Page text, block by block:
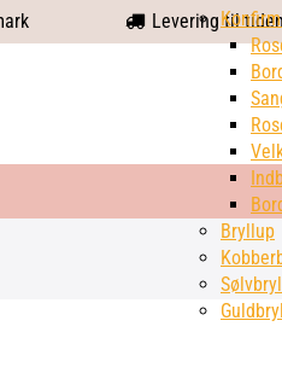
Levering til
Bryllup